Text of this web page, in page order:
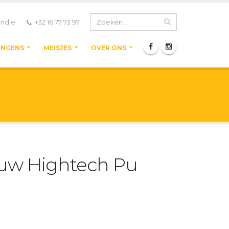
+32 16 77 73 97
MEISJES OVER ONS
Hightech Pu